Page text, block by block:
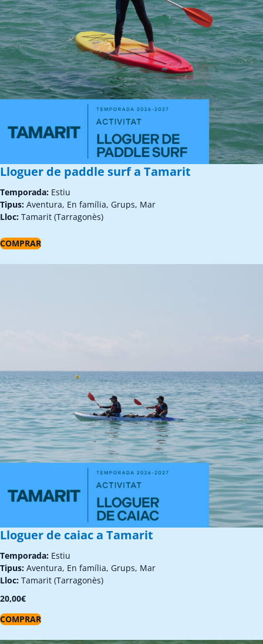
Lloguer de paddle surf a Tamarit
Temporada: Estiu
Tipus: Aventura, En família, Grups, Mar
Lloc: Tamarit (Tarragonès)
COMPRAR
Lloguer de caiac a Tamarit
Temporada: Estiu
Tipus: Aventura, En família, Grups, Mar
Lloc: Tamarit (Tarragonès)
20,00€
COMPRAR